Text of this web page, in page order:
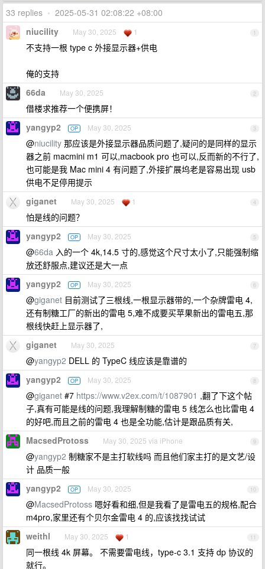
33 replies • 2025-05-31 02:08:22 +08:00
1
niucility May 30, 2025 1
不支持一根 type c 外接显示器+供电
俺的支持
2
66da May 30, 2025
借楼求推荐一个便携屏！
3
yangyp2 OP May 30, 2025
@niucility 那应该是外接显示器品质问题了,疑问的是同样的显示
器之前 macmini m1 可以,macbook pro 也可以,反而新的不行了,
也可能是我 Mac mini 4 有问题了,外接扩展坞老是容易出现 usb
供电不足停用提示
4
giganet May 30, 2025 1
怕是线的问题？
5
yangyp2 OP May 30, 2025
@66da 入的一个 4k,14.5 寸的,感觉这个尺寸太小了,只能强制缩
放还舒服点,建议还是大一点
6
yangyp2 OP May 30, 2025
@giganet 目前测试了三根线,一根显示器带的,一个杂牌雷电 4,
还有制糖工厂的新出的雷电 5,难不成要买苹果新出的雷电五,那
根线快赶上显示器了,
7
giganet May 30, 2025
@yangyp2 DELL 的 TypeC 线应该是靠谱的
8
yangyp2 OP May 30, 2025
@giganet #7 https://www.v2ex.com/t/1087901 ,翻了下这个帖
子,真有可能是线的问题,我理解制糖的雷电 5 线怎么也比雷电 4
的好吧,而且之前的雷电 4 也是全功能,估计是跟品质有关,
9
MacsedProtoss May 30, 2025 via iPhone
@yangyp2 制糖家不是主打软线吗 而且他们家主打的是文艺/设
计 品质一般
10
yangyp2 OP May 30, 2025
@MacsedProtoss 嗯好看和细,但是我看了是雷电五的规格,配合
m4pro,家里还有个贝尔金雷电 4 的,应该找找试试
11
weithl May 30, 2025 1
同一根线 4k 屏幕。 不需要雷电线，type-c 3.1 支持 dp 协议的
就行。